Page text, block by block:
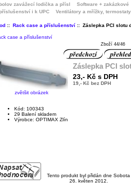
zavážecí lodička a přísl Software + zakázkové
i k UPC Ventilátory a mřížky, termostaty
:: Rack case a příslušenství:: Záslepka PCI slotu
case a příslušenství
Zboží 44/46
zvětšit obrázek
Záslepka PCI
23,- Kč s DPH
19,- Kč bez DPH
Kód: 100343
29 Balení skladem
Výrobce: OPTIMAX Zlín
Tento produkt byl přidán dne Sobota
26. květen 2012.